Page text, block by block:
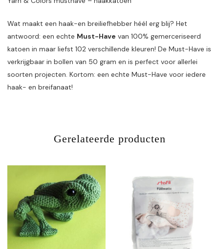
Wat maakt een haak-en breiliefhebber héél erg blij? Het
antwoord: een echte Must-Have van 100% gemerceriseerd
katoen in maar liefst 102 verschillende kleuren! De Must-Have is
verkrijgbaar in bollen van 50 gram en is perfect voor allerlei
soorten projecten. Kortom: een echte Must-Have voor iedere
haak- en breifanaat!
Gerelateerde producten